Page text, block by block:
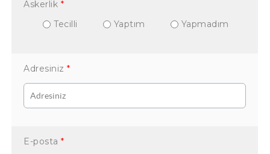
Askerlik *
Tecilli
Yaptım Yapmadım
Adresiniz*
E-posta*